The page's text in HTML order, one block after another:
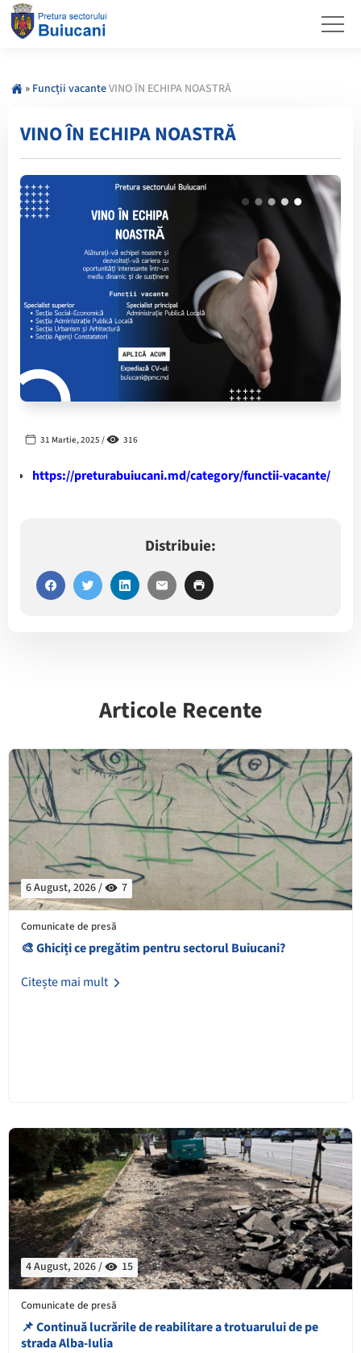
» Funcții vacanteVINO ÎN ECHIPA NOASTRĂ
VINO ÎN ECHIPA NOASTRĂ
31 Martie, 2025 / 316
https://preturabuiucani.md/category/functii-vacante/
Distribuie:
Articole Recente
6 August, 2026 / 7
Comunicate de presă
🎨 Ghiciți ce pregătim pentru sectorul Buiucani?
Citește mai mult
4 August, 2026 / 15
Comunicate de presă
📌 Continuă lucrările de reabilitare a trotuarului de pe
strada Alba-Iulia